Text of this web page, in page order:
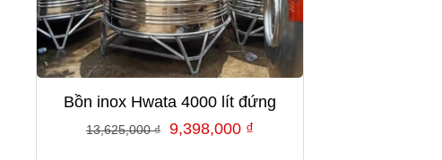
Bồn inox Hwata 4000 lít đứng
13,625,000₫
Giá
9,398,000 ₫